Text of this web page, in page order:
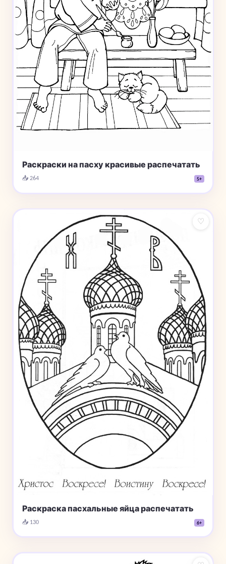
Раскраски на пасху красивые распечатать
📥 264 5+
♡
Раскраска пасхальные яйца распечатать
📥 130 6+